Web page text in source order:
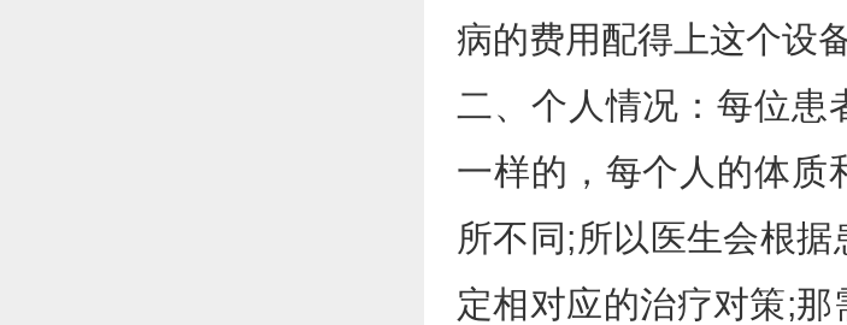
病的费用配得上这个设备
二、个人情况：每位患
一样的，每个人的体质
所不同;所以医生会根据
定相对应的治疗对策;